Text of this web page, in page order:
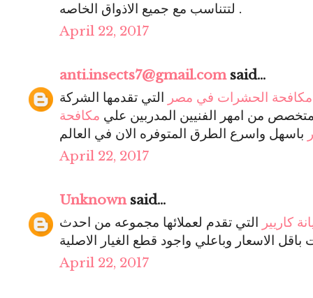
لتتناسب مع جميع الاذواق الخاصه .
April 22, 2017
anti.insects7@gmail.comsaid...
الحشرات في مصر التي تقدمها الشركة
من امهر الفنيين المدربين علي مكافحة
April 22, 2017
Unknownsaid...
كاريير التي تقدم لعملائها مجموعه من احدث
April 22, 2017